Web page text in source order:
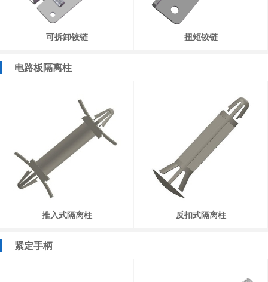
可拆卸铰链 扭矩铰链
电路板隔离柱
推入式隔离柱 反扣式隔离柱
紧定手柄